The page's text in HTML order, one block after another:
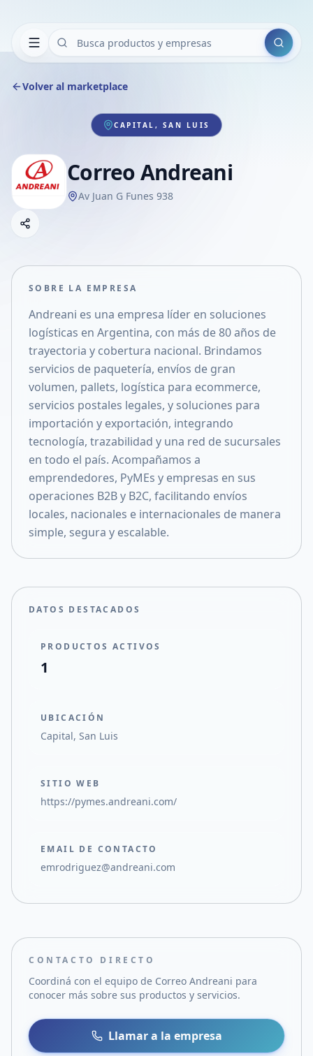
Buscar
Volver al marketplace
CAPITAL, SAN LUIS
Correo Andreani
Av Juan G Funes 938
Compartir empresa
Compartir en X
SOBRE LA EMPRESA
Andreani es una empresa líder en soluciones
logísticas en Argentina, con más de 80 años de
trayectoria y cobertura nacional. Brindamos
servicios de paquetería, envíos de gran
volumen, pallets, logística para ecommerce,
servicios postales legales, y soluciones para
importación y exportación, integrando
tecnología, trazabilidad y una red de sucursales
en todo el país. Acompañamos a
emprendedores, PyMEs y empresas en sus
operaciones B2B y B2C, facilitando envíos
locales, nacionales e internacionales de manera
simple, segura y escalable.
DATOS DESTACADOS
PRODUCTOS ACTIVOS
1
UBICACIÓN
Capital, San Luis
SITIO WEB
https://pymes.andreani.com/
EMAIL DE CONTACTO
emrodriguez@andreani.com
CONTACTO DIRECTO
Coordiná con el equipo de Correo Andreani para
conocer más sobre sus productos y servicios.
Llamar a la empresa